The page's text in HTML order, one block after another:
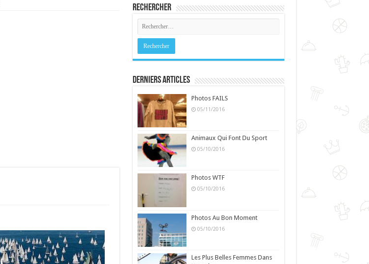
Rechercher
Derniers Articles
Photos FAILS
05/11/2016
Animaux Qui Font Du Sport
05/10/2016
Photos WTF
05/10/2016
Photos Au Bon Moment
05/10/2016
Les Plus Belles Femmes Dans